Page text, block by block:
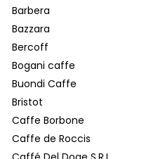
Barbera
Bazzara
Bercoff
Bogani caffe
Buondi Caffe
Bristot
Caffe Borbone
Caffe de Roccis